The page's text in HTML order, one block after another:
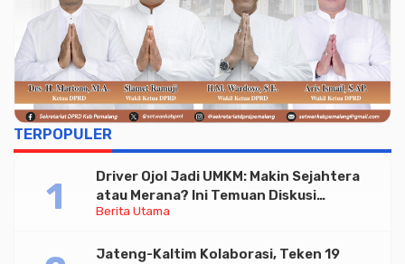
TERPOPULER
Berita Utama
Driver Ojol Jadi UMKM: Makin Sejahtera
atau Merana? Ini Temuan Diskusi
Paramadina
Jateng-Kaltim Kolaborasi, Teken 19